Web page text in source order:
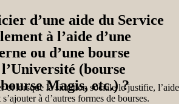
d’une aide du Service
à l’aide d’une
ou d’une bourse
(bourse
Magis, etc.) ?
et lorsque la situation sociale le justifie, l’aide
à d’autres formes de bourses.